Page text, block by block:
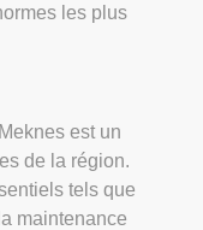
les plus
est un
de la région.
tels que
maintenance